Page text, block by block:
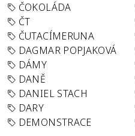
ČOKOLÁDA
ČT
ČUTACÍMERUNA
DAGMAR POPJAKOVÁ
DÁMY
DANĚ
DANIEL STACH
DARY
DEMONSTRACE